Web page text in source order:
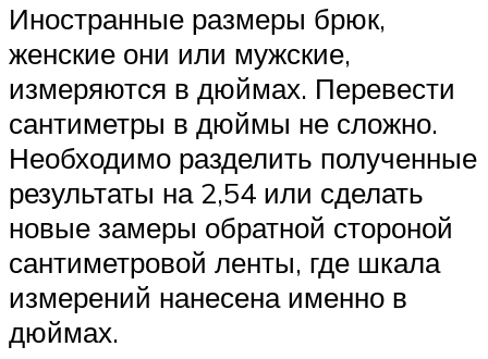
Иностранные размеры брюк,
женские они или мужские,
измеряются в дюймах. Перевести
сантиметры в дюймы не сложно.
Необходимо разделить полученные
результаты на 2,54 или сделать
новые замеры обратной стороной
сантиметровой ленты, где шкала
измерений нанесена именно в
дюймах.